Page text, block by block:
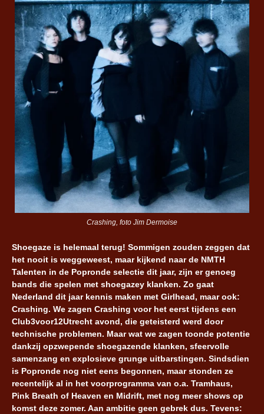
Crashing, foto Jim Dermoise
Shoegaze is helemaal terug! Sommigen zouden zeggen dat
het nooit is weggeweest, maar kijkend naar de NMTH
Talenten in de Popronde selectie dit jaar, zijn er genoeg
bands die spelen met shoegazey klanken. Zo gaat
Nederland dit jaar kennis maken met Girlhead, maar ook:
Crashing. We zagen Crashing voor het eerst tijdens een
Club3voor12Utrecht avond, die geteisterd werd door
technische problemen. Maar wat we zagen toonde potentie
dankzij opzwepende shoegazende klanken, sfeervolle
samenzang en explosieve grunge uitbarstingen. Sindsdien
is Popronde nog niet eens begonnen, maar stonden ze
recentelijk al in het voorprogramma van o.a. Tramhaus,
Pink Breath of Heaven en Midrift, met nog meer shows op
komst deze zomer. Aan ambitie geen gebrek dus. Tevens: